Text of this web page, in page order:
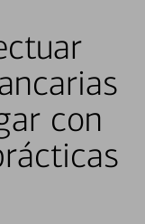
con